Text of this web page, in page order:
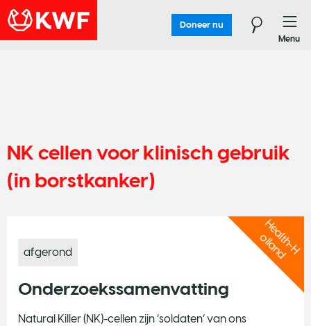
Doneer nu
Menu
NK cellen voor klinisch gebruik
(in borstkanker)
H
e
a
l
t
h
~
H
o
l
l
a
n
d
afgerond
Onderzoekssamenvatting
Natural Killer (NK)-cellen zijn ‘soldaten’ van ons